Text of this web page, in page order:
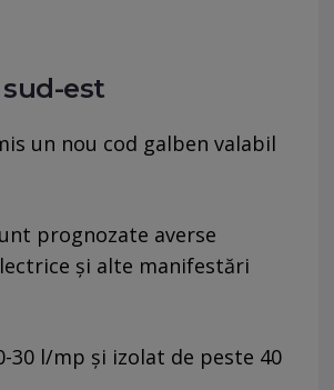
est
un nou cod galben valabil
prognozate averse
și alte manifestări
30 l/mp și izolat de peste 40